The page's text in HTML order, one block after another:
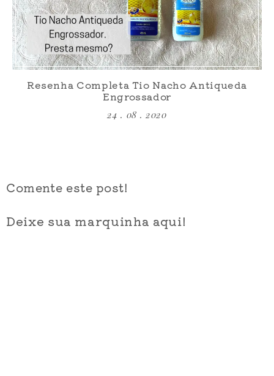
Resenha Completa Tio Nacho Antiqueda
Engrossador
24 . 08 . 2020
Comente este post!
Deixe sua marquinha aqui!